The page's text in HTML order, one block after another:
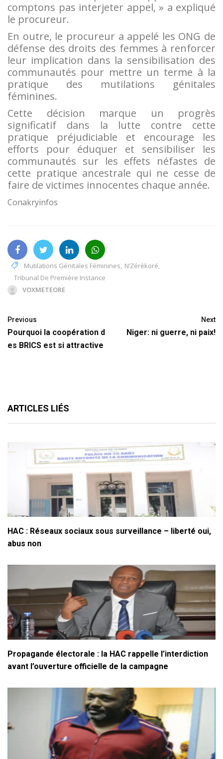
comptons pas interjeter appel, » a expliqué
le procureur.
En outre, le procureur a appelé les ONG de
défense des droits des femmes à renforcer
leur implication dans la sensibilisation des
communautés pour mettre un terme à la
pratique des mutilations génitales
féminines.
Cette décision marque un progrès
significatif dans la lutte contre cette
pratique préjudiciable et encourage les
efforts pour éduquer et sensibiliser les
communautés sur les effets néfastes de
cette pratique ancestrale qui ne cesse de
faire de victimes innocentes chaque année.
Conakryinfos
Mutilations Génitales Féminines N’Zérékoré
Tribunal De Première Instance
VOXMETEORE
Previous
Pourquoi la coopération d
es BRICS est si attractive
Next
Niger: ni guerre, ni paix!
ARTICLES LIÉS
HAC : Réseaux sociaux sous surveillance – liberté oui,
abus non
Propagande électorale : la HAC rappelle l’interdiction
avant l’ouverture officielle de la campagne